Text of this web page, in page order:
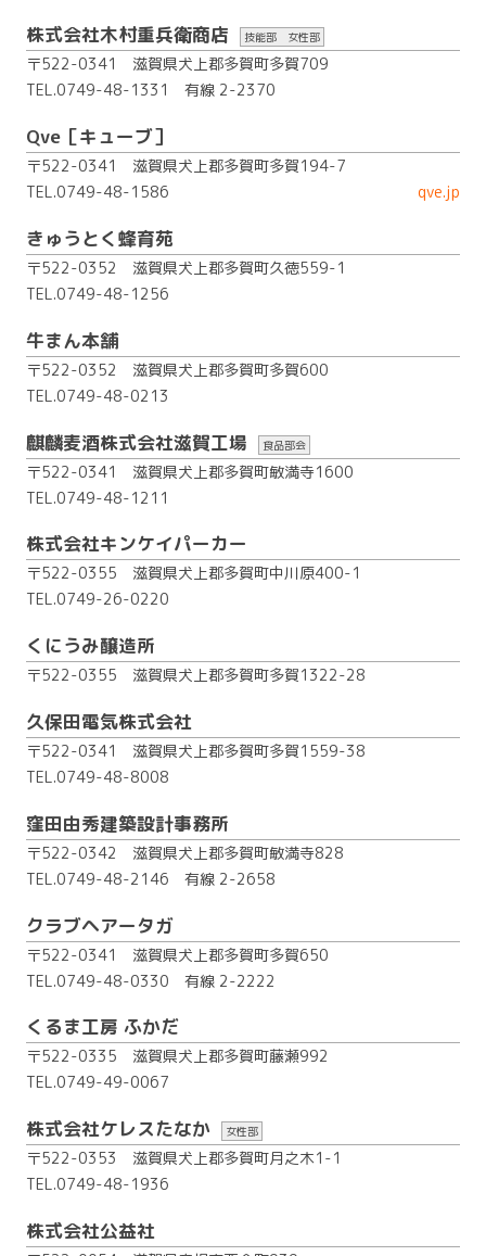
株式会社木村重兵衛商店 技能部 女性部
〒522-0341 滋賀県犬上郡多賀町多賀709
TEL.0749-48-1331
有線 2-2370
Qve［キューブ］
〒522-0341 滋賀県犬上郡多賀町多賀194-7
TEL.0749-48-1586
qve.jp
きゅうとく蜂育苑
〒522-0352 滋賀県犬上郡多賀町久徳559-1
TEL.0749-48-1256
牛まん本舗
〒522-0352 滋賀県犬上郡多賀町多賀600
TEL.0749-48-0213
麒麟麦酒株式会社滋賀工場 食品部会
〒522-0341 滋賀県犬上郡多賀町敏満寺1600
TEL.0749-48-1211
株式会社キンケイパーカー
〒522-0355 滋賀県犬上郡多賀町中川原400-1
TEL.0749-26-0220
くにうみ醸造所
〒522-0355 滋賀県犬上郡多賀町多賀1322-28
久保田電気株式会社
〒522-0341 滋賀県犬上郡多賀町多賀1559-38
TEL.0749-48-8008
窪田由秀建築設計事務所
〒522-0342 滋賀県犬上郡多賀町敏満寺828
TEL.0749-48-2146
有線 2-2658
クラブヘアータガ
〒522-0341 滋賀県犬上郡多賀町多賀650
TEL.0749-48-0330
有線 2-2222
くるま工房 ふかだ
〒522-0335 滋賀県犬上郡多賀町藤瀬992
TEL.0749-49-0067
株式会社ケレスたなか 女性部
〒522-0353 滋賀県犬上郡多賀町月之木1-1
TEL.0749-48-1936
株式会社公益社